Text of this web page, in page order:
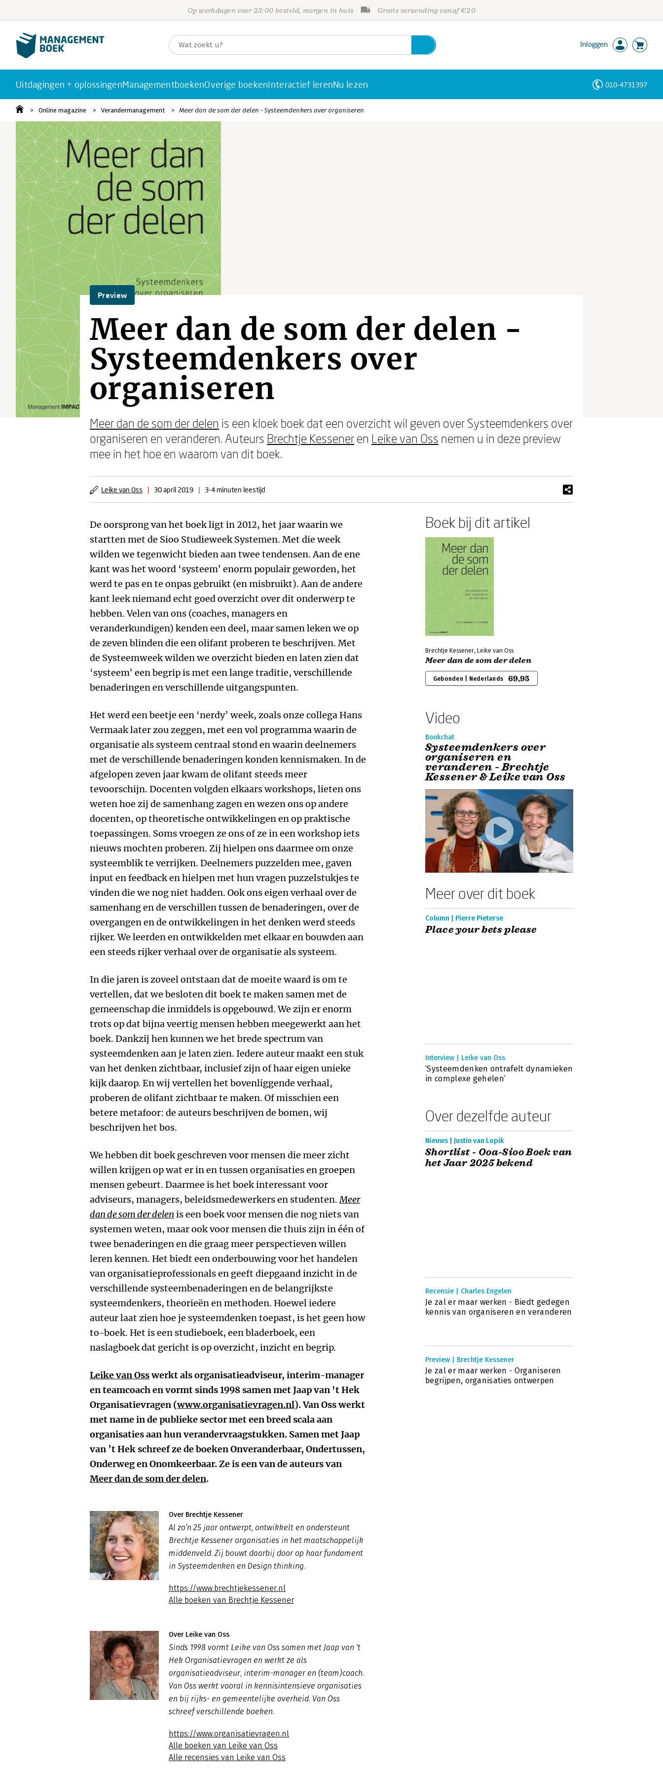
Op werkdagen voor 23:00 besteld, morgen in huis Gratis verzending vanaf €20
Inloggen
Uitdagingen + oplossingenManagementboekenOverige boekenInteractief lerenNu lezen 010-4731397
Online magazine Verandermanagement Meer dan de som der delen - Systeemdenkers over organiseren
Preview
Meer dan de som der delen -
Systeemdenkers over
organiseren
Meer dan de som der delen is een kloek boek dat een overzicht wil geven over Systeemdenkers over
organiseren en veranderen. Auteurs Brechtje Kessener en Leike van Oss nemen u in deze preview
mee in het hoe en waarom van dit boek.
Leike van Oss | 30 april 2019 | 3-4 minuten leestijd
De oorsprong van het boek ligt in 2012, het jaar waarin we
startten met de Sioo Studieweek Systemen. Met die week
wilden we tegenwicht bieden aan twee tendensen. Aan de ene
kant was het woord ‘systeem’ enorm populair geworden, het
werd te pas en te onpas gebruikt (en misbruikt). Aan de andere
kant leek niemand echt goed overzicht over dit onderwerp te
hebben. Velen van ons (coaches, managers en
veranderkundigen) kenden een deel, maar samen leken we op
de zeven blinden die een olifant proberen te beschrijven. Met
de Systeemweek wilden we overzicht bieden en laten zien dat
‘systeem’ een begrip is met een lange traditie, verschillende
benaderingen en verschillende uitgangspunten.
Het werd een beetje een ‘nerdy’ week, zoals onze collega Hans
Vermaak later zou zeggen, met een vol programma waarin de
organisatie als systeem centraal stond en waarin deelnemers
met de verschillende benaderingen konden kennismaken. In de
afgelopen zeven jaar kwam de olifant steeds meer
tevoorschijn. Docenten volgden elkaars workshops, lieten ons
weten hoe zij de samenhang zagen en wezen ons op andere
docenten, op theoretische ontwikkelingen en op praktische
toepassingen. Soms vroegen ze ons of ze in een workshop iets
nieuws mochten proberen. Zij hielpen ons daarmee om onze
systeemblik te verrijken. Deelnemers puzzelden mee, gaven
input en feedback en hielpen met hun vragen puzzelstukjes te
vinden die we nog niet hadden. Ook ons eigen verhaal over de
samenhang en de verschillen tussen de benaderingen, over de
overgangen en de ontwikkelingen in het denken werd steeds
rijker. We leerden en ontwikkelden met elkaar en bouwden aan
een steeds rijker verhaal over de organisatie als systeem.
In die jaren is zoveel ontstaan dat de moeite waard is om te
vertellen, dat we besloten dit boek te maken samen met de
gemeenschap die inmiddels is opgebouwd. We zijn er enorm
trots op dat bijna veertig mensen hebben meegewerkt aan het
boek. Dankzij hen kunnen we het brede spectrum van
systeemdenken aan je laten zien. Iedere auteur maakt een stuk
van het denken zichtbaar, inclusief zijn of haar eigen unieke
kijk daarop. En wij vertellen het bovenliggende verhaal,
proberen de olifant zichtbaar te maken. Of misschien een
betere metafoor: de auteurs beschrijven de bomen, wij
beschrijven het bos.
We hebben dit boek geschreven voor mensen die meer zicht
willen krijgen op wat er in en tussen organisaties en groepen
mensen gebeurt. Daarmee is het boek interessant voor
adviseurs, managers, beleidsmedewerkers en studenten.Meer
dan de som der delen is een boek voor mensen die nog niets van
systemen weten, maar ook voor mensen die thuis zijn in één of
twee benaderingen en die graag meer perspectieven willen
leren kennen. Het biedt een onderbouwing voor het handelen
van organisatieprofessionals en geeft diepgaand inzicht in de
verschillende systeembenaderingen en de belangrijkste
systeemdenkers, theorieën en methoden. Hoewel iedere
auteur laat zien hoe je systeemdenken toepast, is het geen how
to-boek. Het is een studieboek, een bladerboek, een
naslagboek dat gericht is op overzicht, inzicht en begrip.
Leike van Osswerkt als organisatieadviseur, interim-manager
en teamcoach en vormt sinds 1998 samen met Jaap van 't Hek
Organisatievragen (www.organisatievragen.nl). Van Oss werkt
met name in de publieke sector met een breed scala aan
organisaties aan hun verandervraagstukken. Samen met Jaap
van ’t Hek schreef ze de boeken Onveranderbaar, Ondertussen,
Onderweg en Onomkeerbaar. Ze is een van de auteurs van
Meer dan de som der delen.
Over Brechtje Kessener
Al zo’n 25 jaar ontwerpt, ontwikkelt en ondersteunt
Brechtje Kessener organisaties in het maatschappelijk
middenveld. Zij bouwt daarbij door op haar fundament
in Systeemdenken en Design thinking.
https://www.brechtjekessener.nl
Alle boeken van Brechtje Kessener
Over Leike van Oss
Sinds 1998 vormt Leike van Oss samen met Jaap van 't
Hek Organisatievragen en werkt ze als
organisatieadviseur, interim-manager en (team)coach.
Van Oss werkt vooral in kennisintensieve organisaties
en bij rijks- en gemeentelijke overheid. Van Oss
schreef verschillende boeken.
https://www.organisatievragen.nl
Alle boeken van Leike van Oss
Alle recensies van Leike van Oss
Boek bij dit artikel
Brechtje Kessener, Leike van Oss
Meer dan de som der delen
Gebonden | Nederlands 69,95
Video
Bookchat
Systeemdenkers over
organiseren en
veranderen - Brechtje
Kessener & Leike van Oss
Meer over dit boek
Column | Pierre Pieterse
Place your bets please
Interview | Leike van Oss
‘Systeemdenken ontrafelt dynamieken
in complexe gehelen’
Over dezelfde auteur
Nieuws | Justin van Lopik
Shortlist - Ooa-Sioo Boek van
het Jaar 2025 bekend
Recensie | Charles Engelen
Je zal er maar werken - Biedt gedegen
kennis van organiseren en veranderen
Preview | Brechtje Kessener
Je zal er maar werken - Organiseren
begrijpen, organisaties ontwerpen
Personen